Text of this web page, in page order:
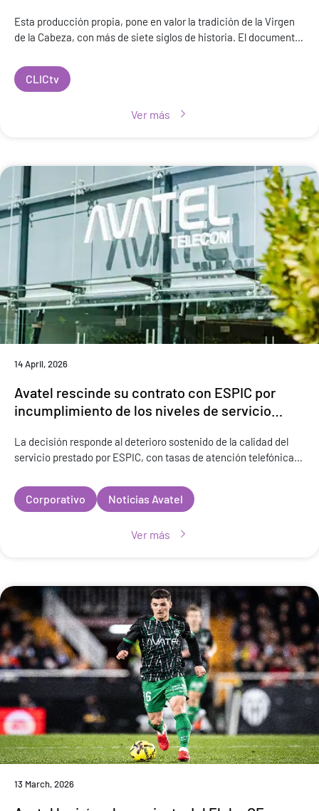
Esta producción propia, pone en valor la tradición de la Virgen
de la Cabeza, con más de siete siglos de historia. El documental
CLICtv
Ver más
14 April, 2026
Avatel rescinde su contrato con ESPIC por
incumplimiento de los niveles de servicio
atención al cliente
La decisión responde al deterioro sostenido de la calidad del
servicio prestado por ESPIC, con tasas de atención telefónica
inicia la
Corporativo Noticias Avatel
Ver más
13 March, 2026